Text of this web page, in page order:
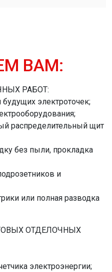
ВАМ:
РАБОТ:
электроточек;
распределительный щит
без пыли, прокладка
и
или полная разводка
ОТДЕЛОЧНЫХ
электроэнергии;